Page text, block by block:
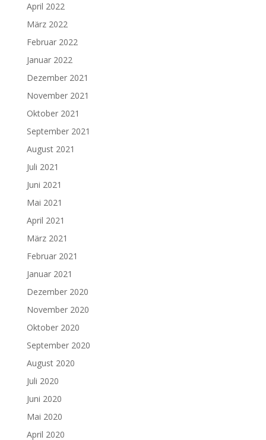
April 2022
März 2022
Februar 2022
Januar 2022
Dezember 2021
November 2021
Oktober 2021
September 2021
August 2021
Juli 2021
Juni 2021
Mai 2021
April 2021
März 2021
Februar 2021
Januar 2021
Dezember 2020
November 2020
Oktober 2020
September 2020
August 2020
Juli 2020
Juni 2020
Mai 2020
April 2020